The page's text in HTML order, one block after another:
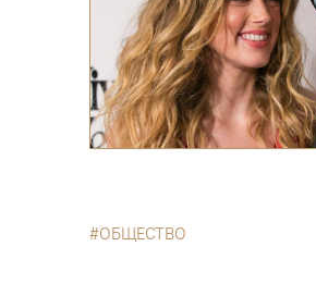
ОБЩЕСТВО